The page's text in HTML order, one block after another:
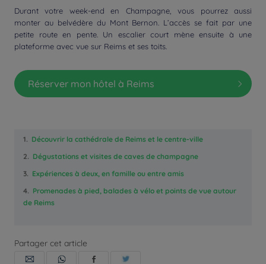
Durant votre week-end en Champagne, vous pourrez aussi
monter au belvédère du Mont Bernon. L’accès se fait par une
petite route en pente. Un escalier court mène ensuite à une
plateforme avec vue sur Reims et ses toits.
Réserver mon hôtel à Reims
1. Découvrir la cathédrale de Reims et le centre-ville
2. Dégustations et visites de caves de champagne
3. Expériences à deux, en famille ou entre amis
4. Promenades à pied, balades à vélo et points de vue autour
de Reims
Partager cet article